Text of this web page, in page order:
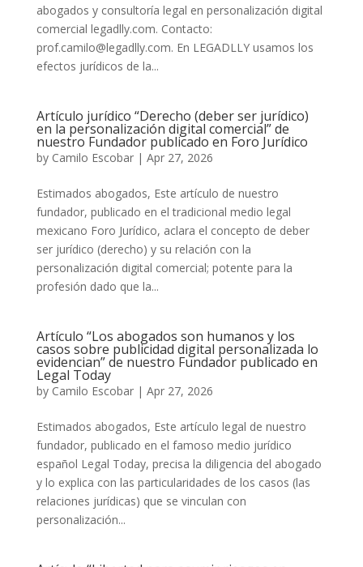
abogados y consultoría legal en personalización digital
comercial legadlly.com. Contacto:
prof.camilo@legadlly.com. En LEGADLLY usamos los
efectos jurídicos de la...
Artículo jurídico “Derecho (deber ser jurídico)
en la personalización digital comercial” de
nuestro Fundador publicado en Foro Jurídico
by Camilo Escobar| Apr 27, 2026
Estimados abogados, Este artículo de nuestro
fundador, publicado en el tradicional medio legal
mexicano Foro Jurídico, aclara el concepto de deber
ser jurídico (derecho) y su relación con la
personalización digital comercial; potente para la
profesión dado que la...
Artículo “Los abogados son humanos y los
casos sobre publicidad digital personalizada lo
evidencian” de nuestro Fundador publicado en
Legal Today
by Camilo Escobar| Apr 27, 2026
Estimados abogados, Este artículo legal de nuestro
fundador, publicado en el famoso medio jurídico
español Legal Today, precisa la diligencia del abogado
y lo explica con las particularidades de los casos (las
relaciones jurídicas) que se vinculan con
personalización...